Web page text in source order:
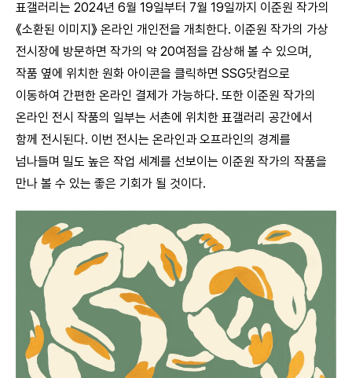
표갤러리는 2024년 6월 19일부터 7월 19일까지 이준원 작가의
《소환된 이미지》 온라인 개인전을 개최한다. 이준원 작가의 가상
전시장에 방문하면 작가의 약 20여점을 감상해 볼 수 있으며,
작품 옆에 위치한 원화 아이콘을 클릭하면 SSG닷컴으로
이동하여 간편한 온라인 결제가 가능하다. 또한 이준원 작가의
온라인 전시 작품의 일부는 서촌에 위치한 표갤러리 공간에서
함께 전시된다. 이번 전시는 온라인과 오프라인의 경계를
넘나들며 밀도 높은 작업 세계를 선보이는 이준원 작가의 작품을
만나 볼 수 있는 좋은 기회가 될 것이다.